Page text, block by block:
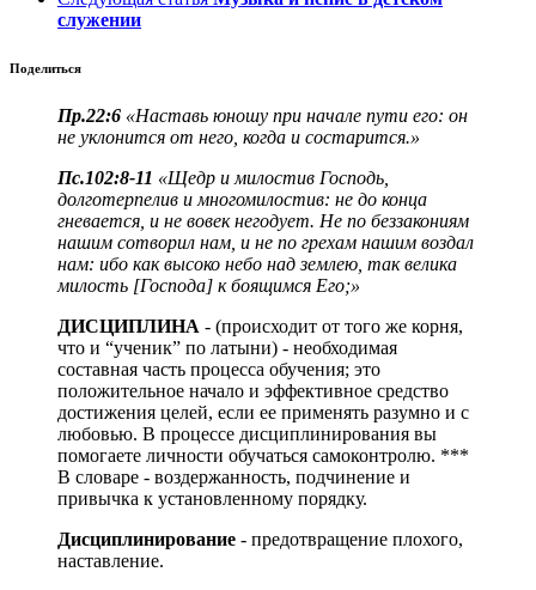
служении
Поделиться
Пр.22:6 «Наставь юношу при начале пути его: он
не уклонится от него, когда и состарится.»
Пс.102:8-11 «Щедр и милостив Господь,
долготерпелив и многомилостив: не до конца
гневается, и не вовек негодует. Не по беззакониям
нашим сотворил нам, и не по грехам нашим воздал
нам: ибо как высоко небо над землею, так велика
милость [Господа] к боящимся Его;»
ДИСЦИПЛИНА - (происходит от того же корня,
что и “ученик” по латыни) - необходимая
составная часть процесса обучения; это
положительное начало и эффективное средство
достижения целей, если ее применять разумно и с
любовью. В процессе дисциплинирования вы
помогаете личности обучаться самоконтролю. ***
В словаре - воздержанность, подчинение и
привычка к установленному порядку.
Дисциплинирование - предотвращение плохого,
наставление.